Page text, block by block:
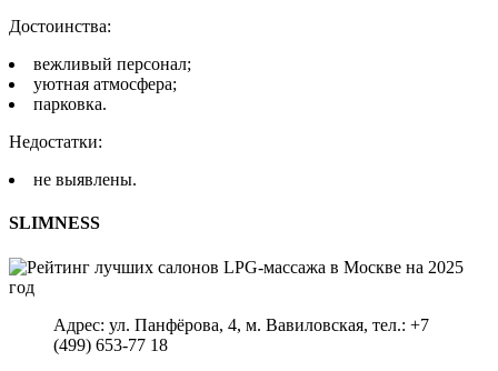
Достоинства:
вежливый персонал;
уютная атмосфера;
парковка.
Недостатки:
не выявлены.
SLIMNESS
Адрес: ул. Панфёрова, 4, м. Вавиловская, тел.: +7
(499) 653-77 18